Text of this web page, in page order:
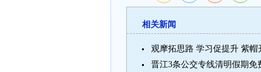
相关新闻
观摩拓思路 学习促提升 紫
晋江3条公交专线清明假期免